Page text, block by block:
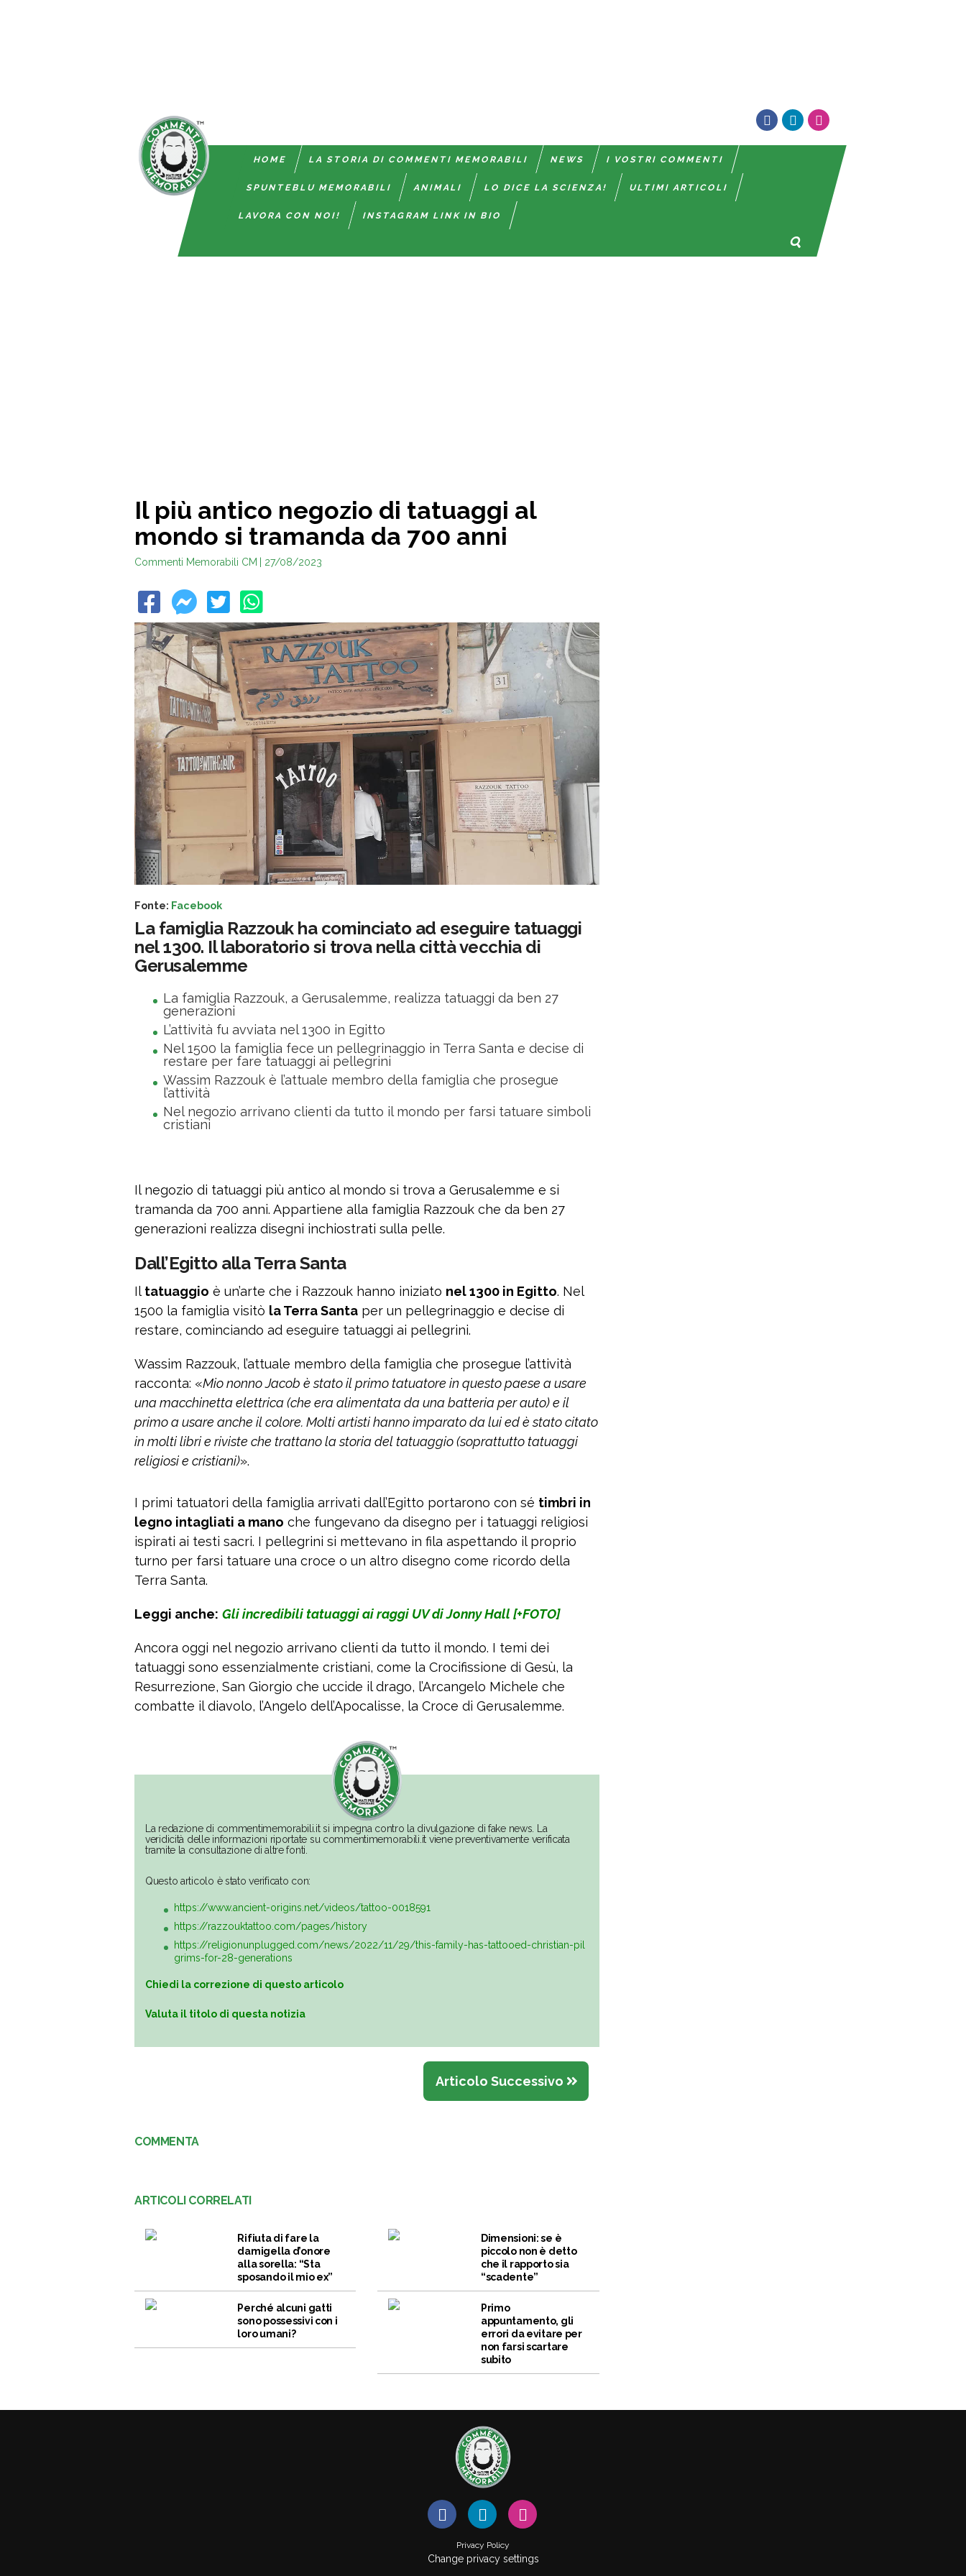
HOME LA STORIA DI COMMENTI MEMORABILI NEWS I VOSTRI COMMENTI
SPUNTEBLU MEMORABILI ANIMALI LO DICE LA SCIENZA! ULTIMI ARTICOLI
LAVORA CON NOI! INSTAGRAM LINK IN BIO
Il più antico negozio di tatuaggi al
mondo si tramanda da 700 anni
Commenti Memorabili CM | 27/08/2023
Fonte: Facebook
La famiglia Razzouk ha cominciato ad eseguire tatuaggi
nel 1300. Il laboratorio si trova nella città vecchia di
Gerusalemme
La famiglia Razzouk, a Gerusalemme, realizza tatuaggi da ben 27
generazioni
L’attività fu avviata nel 1300 in Egitto
Nel 1500 la famiglia fece un pellegrinaggio in Terra Santa e decise di
restare per fare tatuaggi ai pellegrini
Wassim Razzouk è l’attuale membro della famiglia che prosegue
l’attività
Nel negozio arrivano clienti da tutto il mondo per farsi tatuare simboli
cristiani
Il negozio di tatuaggi più antico al mondo si trova a Gerusalemme e si
tramanda da 700 anni. Appartiene alla famiglia Razzouk che da ben 27
generazioni realizza disegni inchiostrati sulla pelle.
Dall’Egitto alla Terra Santa
Iltatuaggio è un’arte che i Razzouk hanno iniziato nel 1300 in Egitto. Nel
1500 la famiglia visitò la Terra Santa per un pellegrinaggio e decise di
restare, cominciando ad eseguire tatuaggi ai pellegrini.
Wassim Razzouk, l’attuale membro della famiglia che prosegue l’attività
racconta: «Mio nonno Jacob è stato il primo tatuatore in questo paese a usare
una macchinetta elettrica (che era alimentata da una batteria per auto) e il
primo a usare anche il colore. Molti artisti hanno imparato da lui ed è stato citato
in molti libri e riviste che trattano la storia del tatuaggio (soprattutto tatuaggi
religiosi e cristiani)».
I primi tatuatori della famiglia arrivati dall’Egitto portarono con sé timbri in
legno intagliati a mano che fungevano da disegno per i tatuaggi religiosi
ispirati ai testi sacri. I pellegrini si mettevano in fila aspettando il proprio
turno per farsi tatuare una croce o un altro disegno come ricordo della
Terra Santa.
Leggi anche: Gli incredibili tatuaggi ai raggi UV di Jonny Hall [+FOTO]
Ancora oggi nel negozio arrivano clienti da tutto il mondo. I temi dei
tatuaggi sono essenzialmente cristiani, come la Crocifissione di Gesù, la
Resurrezione, San Giorgio che uccide il drago, l’Arcangelo Michele che
combatte il diavolo, l’Angelo dell’Apocalisse, la Croce di Gerusalemme.
La redazione di commentimemorabili.it si impegna contro la divulgazione di fake news. La
veridicità delle informazioni riportate su commentimemorabili.it viene preventivamente verificata
tramite la consultazione di altre fonti.
Questo articolo è stato verificato con:
https://www.ancient-origins.net/videos/tattoo-0018591
https://razzouktattoo.com/pages/history
https://religionunplugged.com/news/2022/11/29/this-family-has-tattooed-christian-pil
grims-for-28-generations
Chiedi la correzione di questo articolo
Valuta il titolo di questa notizia
Articolo Successivo
COMMENTA
ARTICOLI CORRELATI
Rifiuta di fare la
damigella d’onore
alla sorella: “Sta
sposando il mio ex”
Dimensioni: se è
piccolo non è detto
che il rapporto sia
“scadente”
Perché alcuni gatti
sono possessivi con i
loro umani?
Primo
appuntamento, gli
errori da evitare per
non farsi scartare
subito
Privacy Policy
Change privacy settings